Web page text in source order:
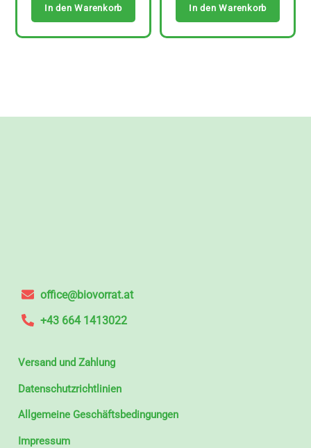
In den Warenkorb In den Warenkorb
office@biovorrat.at
+43 664 1413022
Versand und Zahlung
Datenschutzrichtlinien
Allgemeine Geschäftsbedingungen
Impressum